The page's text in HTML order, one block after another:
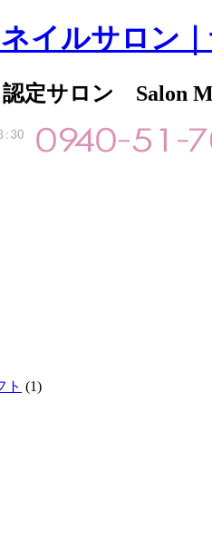
イルサロン
認定サロン Salon
ト (1)